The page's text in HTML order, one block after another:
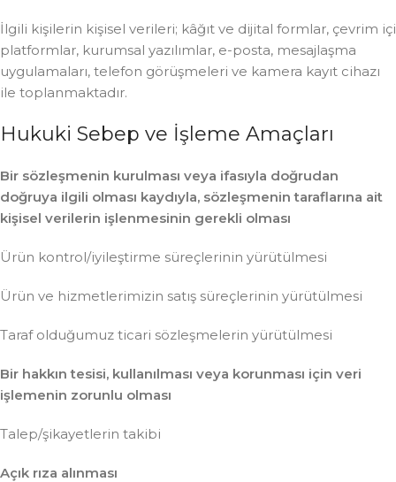
İlgili kişilerin kişisel verileri; kâğıt ve dijital formlar, çevrim içi
platformlar, kurumsal yazılımlar, e-posta, mesajlaşma
uygulamaları, telefon görüşmeleri ve kamera kayıt cihazı
ile toplanmaktadır.
Hukuki Sebep ve İşleme Amaçları
Bir sözleşmenin kurulması veya ifasıyla doğrudan
doğruya ilgili olması kaydıyla, sözleşmenin taraflarına ait
kişisel verilerin işlenmesinin gerekli olması
Ürün kontrol/iyileştirme süreçlerinin yürütülmesi
Ürün ve hizmetlerimizin satış süreçlerinin yürütülmesi
Taraf olduğumuz ticari sözleşmelerin yürütülmesi
Bir hakkın tesisi, kullanılması veya korunması için veri
işlemenin zorunlu olması
Talep/şikayetlerin takibi
Açık rıza alınması